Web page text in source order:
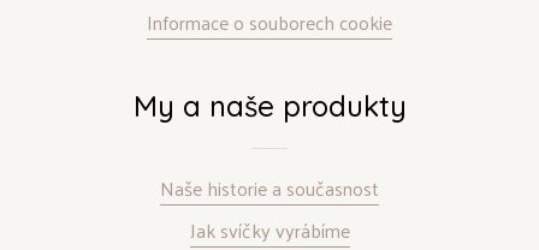
Informace o souborech cookie
My a naše produkty
Naše historie a současnost
Jak svíčky vyrábíme